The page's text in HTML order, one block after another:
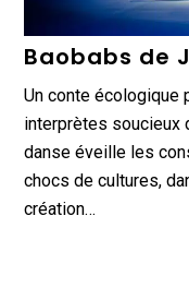
Baobabs de
Un conte écologique
interprètes soucieux
danse éveille les
chocs de cultures,
création…